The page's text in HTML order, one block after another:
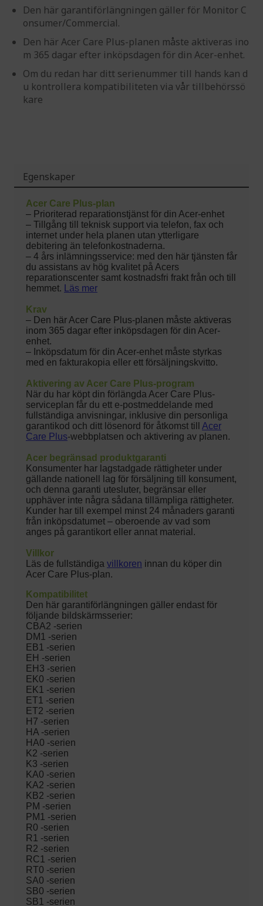
Den här garantiförlängningen gäller för Monitor C
onsumer/Commercial.
Den här Acer Care Plus-planen måste aktiveras ino
m 365 dagar efter inköpsdagen för din Acer-enhet.
Om du redan har ditt serienummer till hands kan d
u kontrollera kompatibiliteten via vår tillbehörssö
kare
Egenskaper